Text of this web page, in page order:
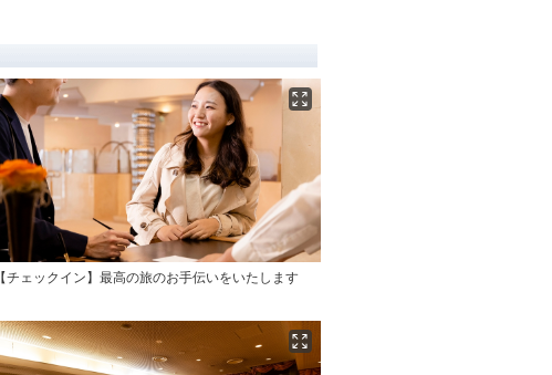
【チェックイン】最高の旅のお手伝いをいたします